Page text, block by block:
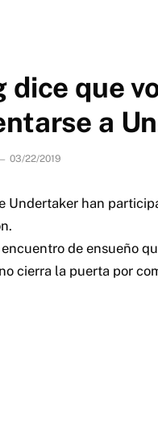
dice que
a
03/22/2019
Undertaker han
encuentro de ensueño
cierra la puerta por